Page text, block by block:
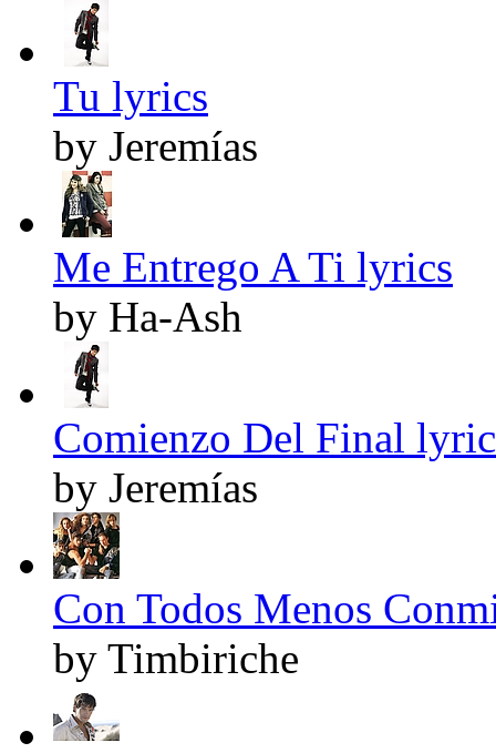
Tu lyrics
by Jeremías
Me Entrego A Ti lyrics
by Ha-Ash
Comienzo Del Final
by Jeremías
Con Todos Menos
by Timbiriche